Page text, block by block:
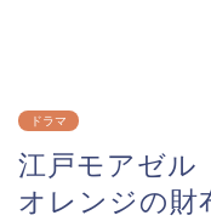
ドラマ
江戸モアゼル
オレンジの財